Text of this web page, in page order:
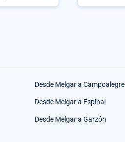
Desde Melgar a Campoalegre
Desde Melgar a Espinal
Desde Melgar a Garzón